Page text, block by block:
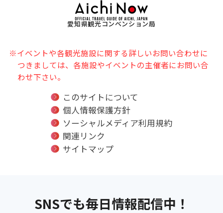
愛知県観光コンベンション局
※イベントや各観光施設に関する詳しいお問い合わせに
つきましては、各施設やイベントの主催者にお問い合
わせ下さい。
このサイトについて
個人情報保護方針
ソーシャルメディア利用規約
関連リンク
サイトマップ
SNSでも毎日情報配信中！